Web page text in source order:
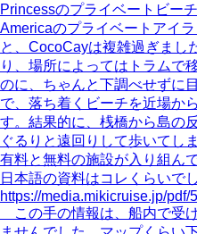
Princessのプライベートビー
Americaのプライベートアイ
と、CocoCayは複雑過ぎまし
り、場所によってはトラムで
のに、ちゃんと下調べせずに
で、落ち着くビーチを近場か
す。結果的に、桟橋から島の
ぐるりと遠回りして歩いてし
有料と無料の施設が入り組ん
日本語の資料はコレくらいで
https://media.mikicruise.jp/
この手の情報は、船内で受